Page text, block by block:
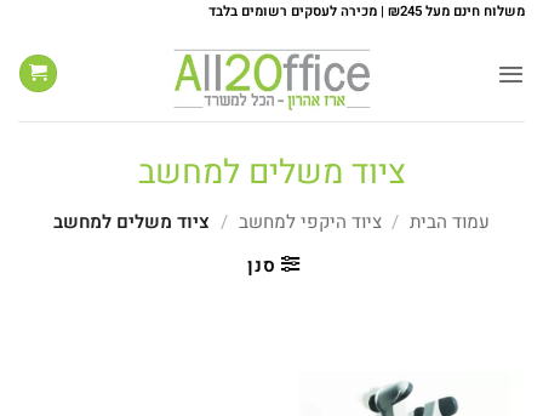
Skip
content
משלוח חינם מעל ₪245 | מכירה לעסקים רשומים בלבד
ציוד משלים למחשב
עמוד הבית / ציוד היקפי למחשב / ציוד משלים למחשב
סנן